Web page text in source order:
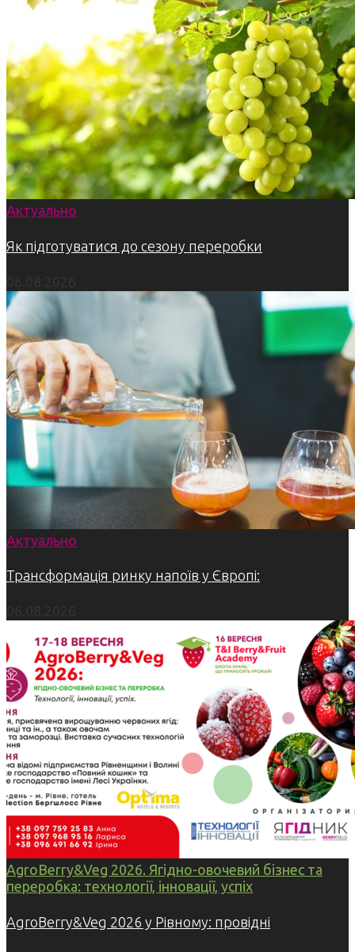
Актуально
Як підготуватися до сезону переробки
Актуально
Трансформація ринку напоїв у Європі:
AgroBerry&Veg 2026. Ягідно-овочевий бізнес та
переробка: технології, інновації, успіх
AgroBerry&Veg 2026 у Рівному: провідні